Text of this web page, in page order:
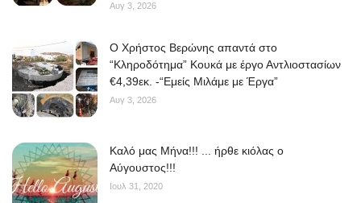
Αυγ 3, 2026
O Χρήστος Βερώνης απαντά στο
“Κληροδότημα” Κουκά με έργο Αντλιοστασίων
€4,39εκ. -“Εμείς Μιλάμε με Έργα”
Αυγ 3, 2026
Kαλό μας Μήνα!!! ... ήρθε κιόλας ο
Αύγουστος!!!
Ιουλ 31, 2020